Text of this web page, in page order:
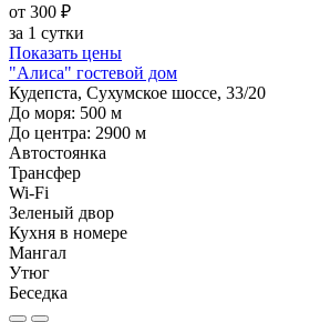
от 300 ₽
за 1 сутки
Показать цены
"Алиса" гостевой дом
Кудепста, Сухумское шоссе, 33/20
До моря: 500 м
До центра: 2900 м
Автостоянка
Трансфер
Wi-Fi
Зеленый двор
Кухня в номере
Мангал
Утюг
Беседка